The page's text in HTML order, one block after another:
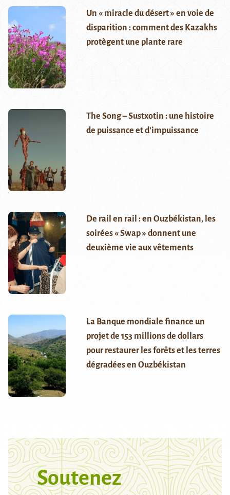
Un « miracle du désert » en voie de
disparition : comment des Kazakhs
protègent une plante rare
The Song – Sustxotin : une histoire
de puissance et d’impuissance
De rail en rail : en Ouzbékistan, les
soirées « Swap » donnent une
deuxième vie aux vêtements
La Banque mondiale finance un
projet de 153 millions de dollars
pour restaurer les forêts et les terres
dégradées en Ouzbékistan
Soutenez